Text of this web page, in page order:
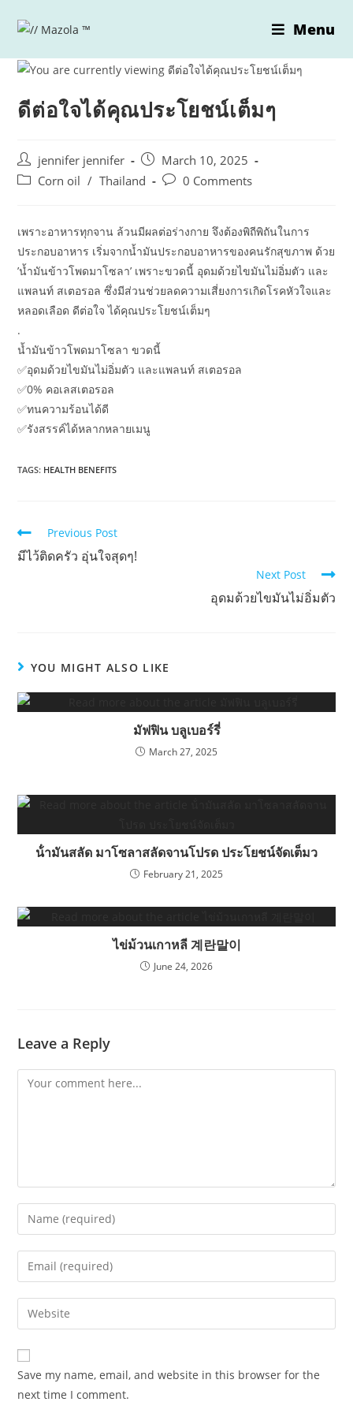
Menu
ดีต่อใจได้คุณประโยชน์เต็มๆ
Post
author:
jennifer jennifer
Post
published:
March 10, 2025
PostCorn oil / Thailand
Post0 Comments
เพราะอาหารทุกจาน ล้วนมีผลต่อร่างกาย จึงต้องพิถีพิถันในการ
ประกอบอาหาร เริ่มจากน้ำมันประกอบอาหารของคนรักสุขภาพ ด้วย
’น้ำมันข้าวโพดมาโซลา’ เพราะขวดนี้ อุดมด้วยไขมันไม่อิ่มตัว และ
แพลนท์ สเตอรอล ซึ่งมีส่วนช่วยลดความเสี่ยงการเกิดโรคหัวใจและ
หลอดเลือด ดีต่อใจ ได้คุณประโยชน์เต็มๆ
.
น้ำมันข้าวโพดมาโซลา ขวดนี้
✅อุดมด้วยไขมันไม่อิ่มตัว และแพลนท์ สเตอรอล
✅0% คอเลสเตอรอล
✅ทนความร้อนได้ดี
✅รังสรรค์ได้หลากหลายเมนู
TAGS: HEALTH BENEFITS
Read
more
articles
Previous Post
มีไว้ติดครัว อุ่นใจสุดๆ!
Next Post
อุดมด้วยไขมันไม่อิ่มตัว
YOU MIGHT ALSO LIKE
มัฟฟิน บลูเบอร์รี่
March 27, 2025
น้ํามันสลัด มาโซลาสลัดจานโปรด ประโยชน์จัดเต็มว
February 21, 2025
ไข่ม้วนเกาหลี 계란말이
June 24, 2026
Leave a Reply
Comment
Enter
your
name
comment
Enter
your
email
address
comment
Enter
your
website
URL
(optional)
Save my name, email, and website in this browser for the
next time I comment.